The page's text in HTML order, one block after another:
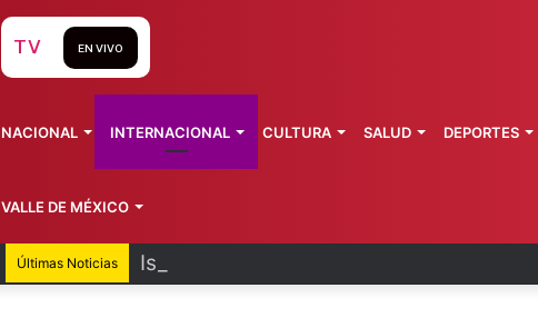
Últimas Noticias Isaac del Toro renueva contrato
TV EN VIVO
NACIONAL INTERNACIONAL CULTURA SALUD DEPORTES
VALLE DE MÉXICO